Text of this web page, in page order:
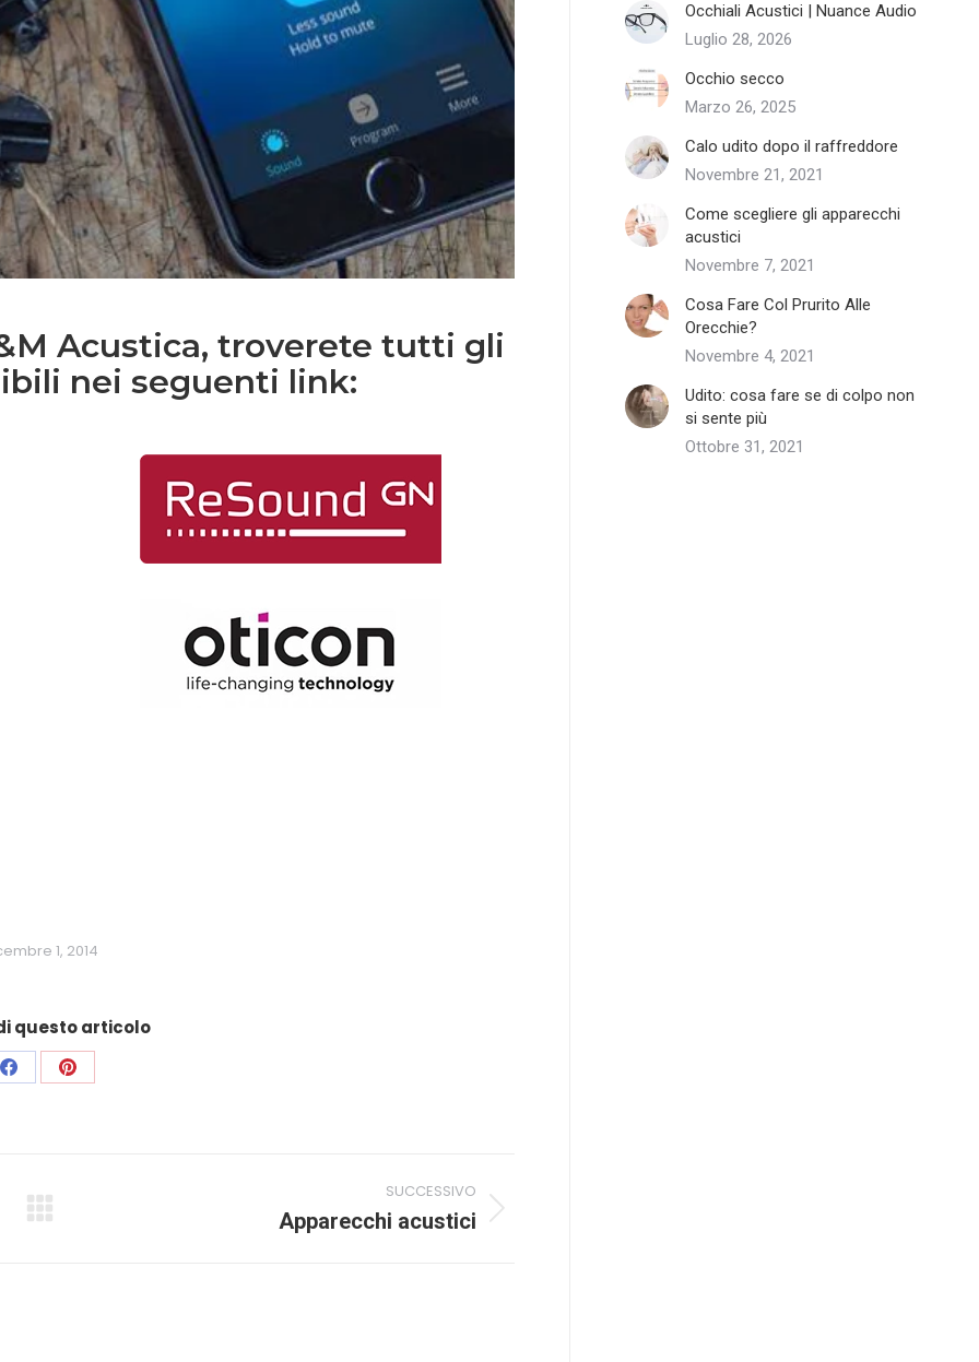
Acustica, troverete tutti gli
nei seguenti link:
1, 2014
questo articolo
CondividiCondividi
SUCCESSIVO
Apparecchi acustici
Occhiali Acustici | Nuance Audio
Luglio 28, 2026
Occhio secco
Marzo 26, 2025
Calo udito dopo il raffreddore
Novembre 21, 2021
Come scegliere gli apparecchi
acustici
Novembre 7, 2021
Cosa Fare Col Prurito Alle
Orecchie?
Novembre 4, 2021
Udito: cosa fare se di colpo non
si sente più
Ottobre 31, 2021